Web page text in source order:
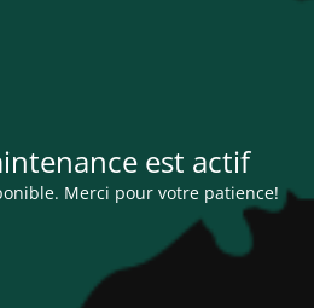
est actif
Merci pour votre patience!